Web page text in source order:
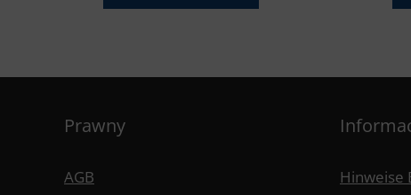
Prawny
AGB
Hinweise